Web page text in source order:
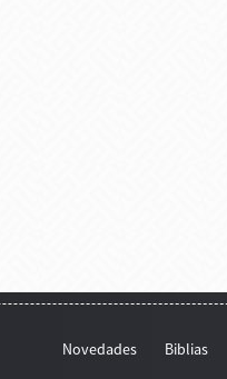
Novedades Biblias